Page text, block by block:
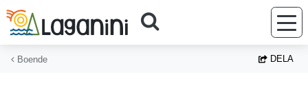
Hoppa till huvudinnehållet
Boende DELA